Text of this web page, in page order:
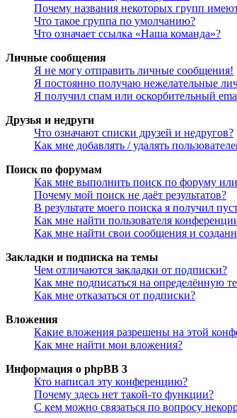
Почему названия некоторых групп
Что такое группа по умолчанию?
Что означает ссылка «Наша команда»?
Личные сообщения
Я не могу отправить личные сообщения!
Я постоянно получаю нежелательные
Я получил спам или оскорбительный
Друзья и недруги
Что означают списки друзей и недругов?
Как мне добавлять / удалять
Поиск по форумам
Как мне выполнить поиск по форуму
Почему мой поиск не даёт результатов?
В результате моего поиска я получил
Как мне найти пользователя
Как мне найти свои сообщения и
Закладки и подписка на темы
Чем отличаются закладки от подписки?
Как мне подписаться на определённую
Как мне отказаться от подписки?
Вложения
Какие вложения разрешены на этой
Как мне найти мои вложения?
Информация о phpBB 3
Кто написал эту конференцию?
Почему здесь нет такой-то функции?
С кем можно связаться по вопросу